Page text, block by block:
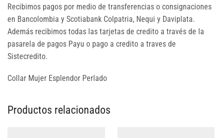
Recibimos pagos por medio de transferencias o consignaciones
en Bancolombia y Scotiabank Colpatria, Nequi y Daviplata.
Además recibimos todas las tarjetas de credito a través de la
pasarela de pagos Payu o pago a credito a traves de
Sistecredito.
Collar Mujer Esplendor Perlado
Productos relacionados